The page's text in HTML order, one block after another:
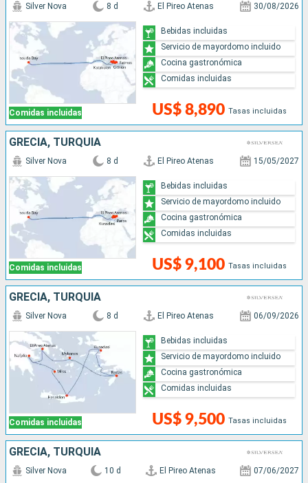
Comidas incluidas
Silver Nova 8 d El Pireo Atenas 30/08/2026
US$ 8,890 Tasas incluidas
Bebidas incluidas
Servicio de mayordomo incluido
Cocina gastronómica
Comidas incluidas
GRECIA, TURQUÍA
Comidas incluidas
Silver Nova 8 d El Pireo Atenas 15/05/2027
US$ 9,100 Tasas incluidas
Bebidas incluidas
Servicio de mayordomo incluido
Cocina gastronómica
Comidas incluidas
GRECIA, TURQUÍA
Comidas incluidas
Silver Nova 8 d El Pireo Atenas 06/09/2026
US$ 9,500 Tasas incluidas
Bebidas incluidas
Servicio de mayordomo incluido
Cocina gastronómica
Comidas incluidas
GRECIA, TURQUÍA
Silver Nova 10 d El Pireo Atenas 07/06/2027